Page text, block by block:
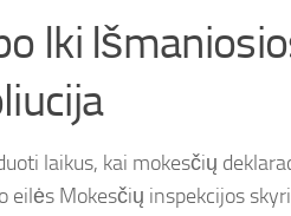
Iki
laikus, kai mokesčių
Mokesčių inspekcijos